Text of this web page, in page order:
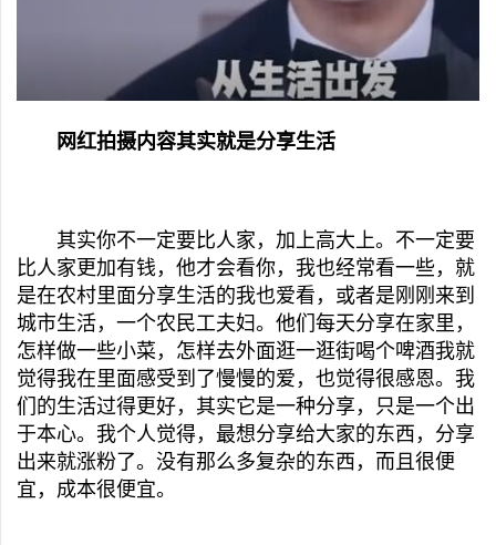
网红拍摄内容其实就是分享生活
其实你不一定要比人家，加上高大上。不一定要
比人家更加有钱，他才会看你，我也经常看一些，就
是在农村里面分享生活的我也爱看，或者是刚刚来到
城市生活，一个农民工夫妇。他们每天分享在家里，
怎样做一些小菜，怎样去外面逛一逛街喝个啤酒我就
觉得我在里面感受到了慢慢的爱，也觉得很感恩。我
们的生活过得更好，其实它是一种分享，只是一个出
于本心。我个人觉得，最想分享给大家的东西，分享
出来就涨粉了。没有那么多复杂的东西，而且很便
宜，成本很便宜。